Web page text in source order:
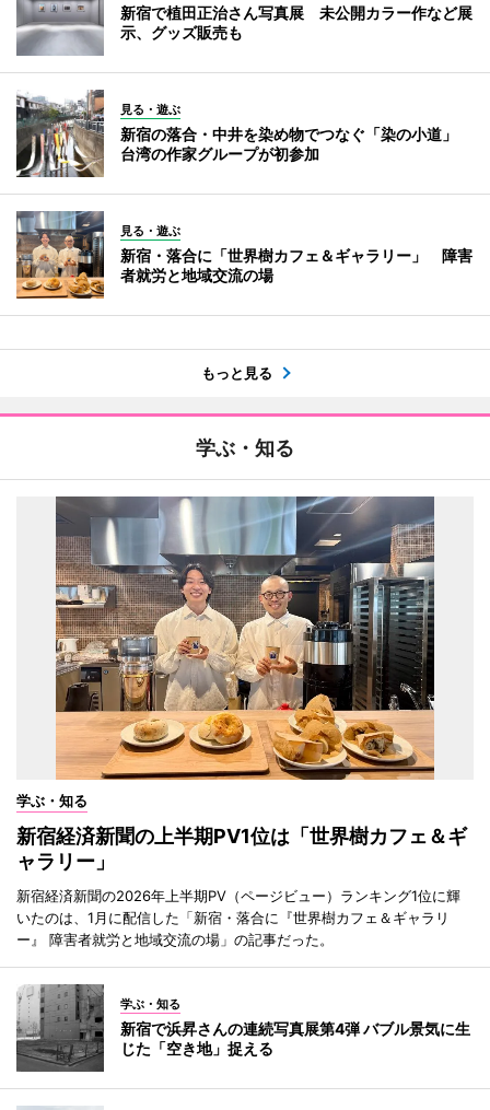
新宿で植田正治さん写真展 未公開カラー作など展
示、グッズ販売も
見る・遊ぶ
新宿の落合・中井を染め物でつなぐ「染の小道」
台湾の作家グループが初参加
見る・遊ぶ
新宿・落合に「世界樹カフェ＆ギャラリー」 障害
者就労と地域交流の場
もっと見る
学ぶ・知る
学ぶ・知る
新宿経済新聞の上半期PV1位は「世界樹カフェ＆ギ
ャラリー」
新宿経済新聞の2026年上半期PV（ページビュー）ランキング1位に輝
いたのは、1月に配信した「新宿・落合に『世界樹カフェ＆ギャラリ
ー』 障害者就労と地域交流の場」の記事だった。
学ぶ・知る
新宿で浜昇さんの連続写真展第4弾 バブル景気に生
じた「空き地」捉える